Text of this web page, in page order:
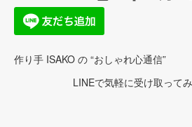
作り手 ISAKO の “おしゃれ心通信”
LINEで気軽に受け取って